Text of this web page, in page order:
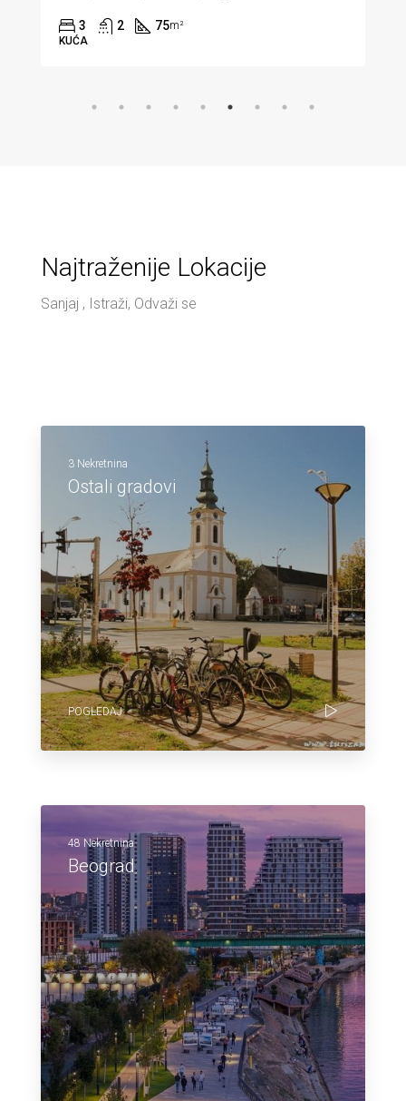
2 2 83m²
STAN
Najtraženije Lokacije
Sanjaj , Istraži, Odvaži se
3 Nekretnina
Ostali gradovi
POGLEDAJ
48 Nekretnina
Beograd